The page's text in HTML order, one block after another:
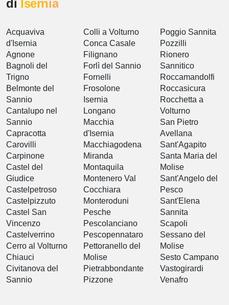
di Isernia
Acquaviva
d'Isernia
Agnone
Bagnoli del
Trigno
Belmonte del
Sannio
Cantalupo nel
Sannio
Capracotta
Carovilli
Carpinone
Castel del
Giudice
Castelpetroso
Castelpizzuto
Castel San
Vincenzo
Castelverrino
Cerro al Volturno
Chiauci
Civitanova del
Sannio
Colli a Volturno
Conca Casale
Filignano
Forlì del Sannio
Fornelli
Frosolone
Isernia
Longano
Macchia
d'Isernia
Macchiagodena
Miranda
Montaquila
Montenero Val
Cocchiara
Monteroduni
Pesche
Pescolanciano
Pescopennataro
Pettoranello del
Molise
Pietrabbondante
Pizzone
Poggio Sannita
Pozzilli
Rionero
Sannitico
Roccamandolfi
Roccasicura
Rocchetta a
Volturno
San Pietro
Avellana
Sant'Agapito
Santa Maria del
Molise
Sant'Angelo del
Pesco
Sant'Elena
Sannita
Scapoli
Sessano del
Molise
Sesto Campano
Vastogirardi
Venafro